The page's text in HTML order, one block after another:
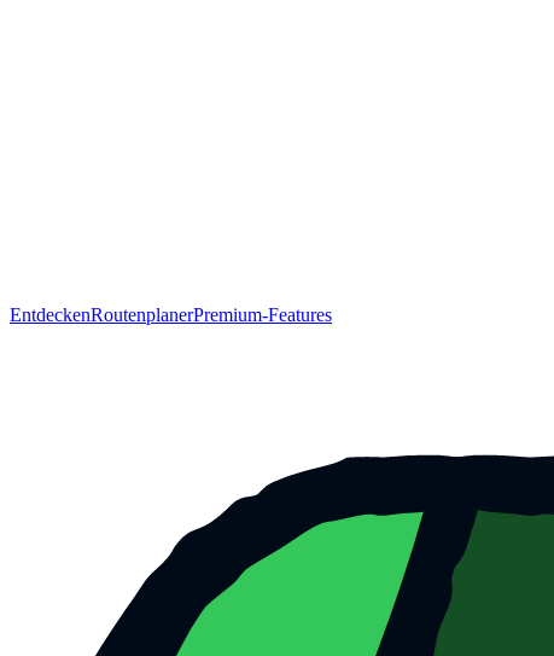
EntdeckenRoutenplanerPremium-Features